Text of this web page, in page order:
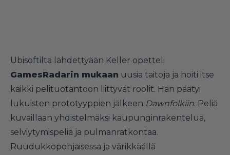
Ubisoftilta lähdettyään Keller opetteli
GamesRadarin mukaan uusia taitoja ja hoiti itse
kaikki pelituotantoon liittyvät roolit. Hän päätyi
lukuisten prototyyppien jälkeen Dawnfolkiin. Peliä
kuvaillaan yhdistelmäksi kaupunginrakentelua,
selviytymispeliä ja pulmanratkontaa.
Ruudukkopohjaisessa ja värikkäällä